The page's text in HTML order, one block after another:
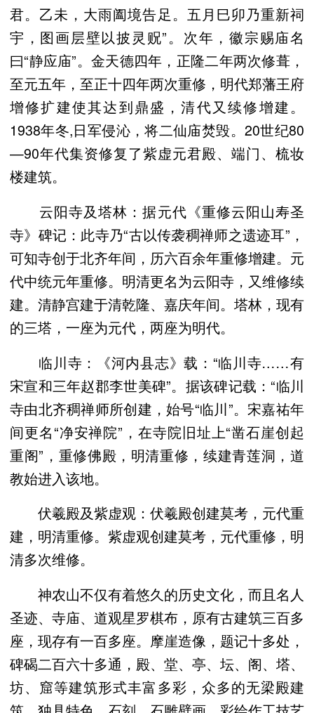
君。乙未，大雨阖境告足。五月巳卯乃重新祠
宇，图画层壁以披灵贶”。次年，徽宗赐庙名
曰“静应庙”。金天德四年，正隆二年两次修葺，
至元五年，至正十四年两次重修，明代郑藩王府
增修扩建使其达到鼎盛，清代又续修增建。
1938年冬,日军侵沁，将二仙庙焚毁。20世纪80
—90年代集资修复了紫虚元君殿、端门、梳妆
楼建筑。
云阳寺及塔林：据元代《重修云阳山寿圣
寺》碑记：此寺乃“古以传袭稠禅师之遗迹耳”，
可知寺创于北齐年间，历六百余年重修增建。元
代中统元年重修。明清更名为云阳寺，又维修续
建。清静宫建于清乾隆、嘉庆年间。塔林，现有
的三塔，一座为元代，两座为明代。
临川寺：《河内县志》载：“临川寺……有
宋宣和三年赵郡李世美碑”。据该碑记载：“临川
寺由北齐稠禅师所创建，始号“临川”。宋嘉祐年
间更名“净安禅院”，在寺院旧址上“凿石崖创起
重阁”，重修佛殿，明清重修，续建青莲洞，道
教始进入该地。
伏羲殿及紫虚观：伏羲殿创建莫考，元代重
建，明清重修。紫虚观创建莫考，元代重修，明
清多次维修。
神农山不仅有着悠久的历史文化，而且名人
圣迹、寺庙、道观星罗棋布，原有古建筑三百多
座，现存有一百多座。摩崖造像，题记十多处，
碑碣二百六十多通，殿、堂、亭、坛、阁、塔、
坊、窟等建筑形式丰富多彩，众多的无梁殿建